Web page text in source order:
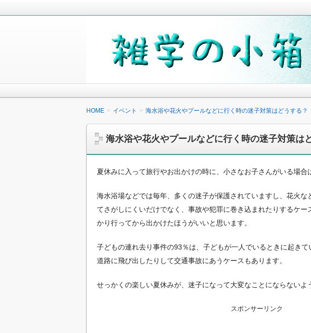
雑学の小箱
毎日の生活の中で気になったことや知っていれば便利なこと
少しでも役に立つことがあれば嬉しく思います。
HOME イベント 海水浴や花火やプールなどに行く時の迷子対策はどうする？
海水浴や花火やプールなどに行く時の迷子対策は
夏休みに入って旅行やお出かけの時に、小さなお子さんがいる場合
海水浴場などでは毎年、多くの迷子が保護されていますし、花火な
てさがしにくいだけでなく、事故や犯罪に巻き込まれたりするケー
かり行ってから出かけたほうがいいと思います。
子どもの連れ去り事件の93％は、子どもが一人でいるときに起き
道路に飛び出したりして交通事故にあうケースもあります。
せっかくの楽しい夏休みが、迷子になって大変なことにならないよ
スポンサーリンク